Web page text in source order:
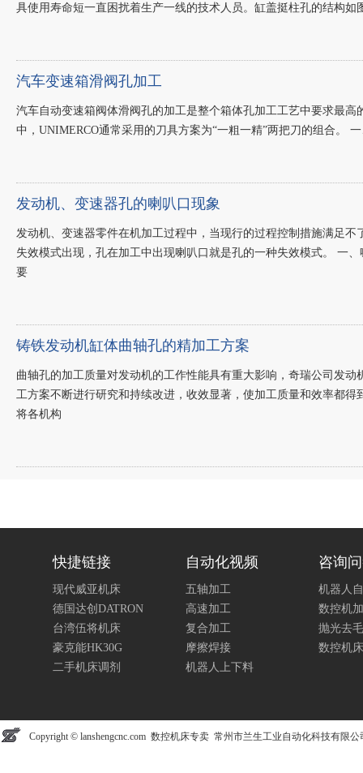
具使用寿命短一直困扰着生产一线的技术人员。缸盖挺柱孔的结构
汽车变速箱滑阀孔加工
汽车自动变速箱阀体滑阀孔的加工是整个箱体孔加工工艺中要求最
中，UNIMERCO通常采用的刀具方案为“一粗一精”两把刀的组合。
发动机、变速器孔的喇叭口现象
发动机、变速器零件在机加工过程中，当现行的过程控制措施满足
失效模式出现，孔在加工中出现喇叭口就是孔的一种失效模式。 一
要
铸铁发动机缸体曲轴孔的精加工方案
曲轴孔的加工质量对发动机的工作性能具有重大影响，奇瑞公司发
工方案不断进行研究和持续改进，收效显著，使加工质量和效率都
将各机构
快捷链接
现代威亚机床
德国达创DATRON
台湾伍将机床
豪克能HK30G
二手机床调剂
自动化视频
五轴加工
高速加工
复合加工
摩擦焊接
机器人上下料
咨询
机器人
数控机
抛光去
数控机
Copyright © lanshengcnc.com 数控机床专卖 常州市兰生工业自动化科技有限